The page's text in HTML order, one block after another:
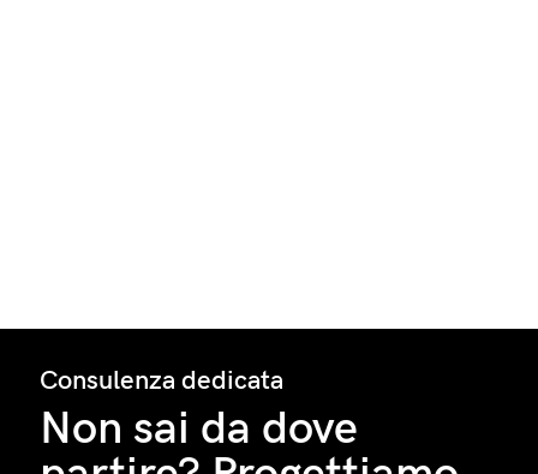
Consulenza dedicata
Non sai da dove